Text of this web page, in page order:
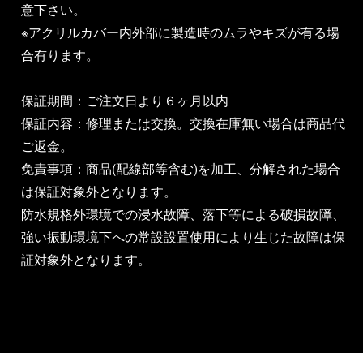
意下さい。
※アクリルカバー内外部に製造時のムラやキズが有る場
合有ります。
保証期間：ご注文日より６ヶ月以内
保証内容：修理または交換。交換在庫無い場合は商品代
ご返金。
免責事項：商品(配線部等含む)を加工、分解された場合
は保証対象外となります。
防水規格外環境での浸水故障、落下等による破損故障、
強い振動環境下への常設設置使用により生じた故障は保
証対象外となります。